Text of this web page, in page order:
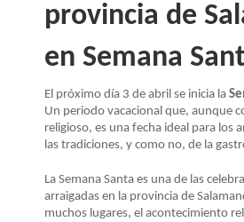
provincia de
en Semana
El próximo día 3 de abril se inicia la
Un periodo vacacional que, aunque
religioso, es una fecha ideal para los
las tradiciones, y como no, de la
La Semana Santa es una de las
arraigadas en la provincia de
muchos lugares, el acontecimiento